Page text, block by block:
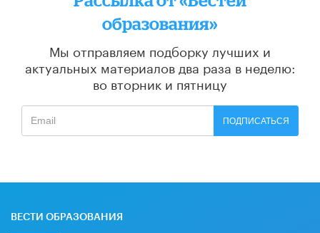
образования»
Мы отправляем подборку лучших и
актуальных материалов два раза в неделю:
во вторник и пятницу
ПОДПИСАТЬСЯ
ВЕСТИ ОБРАЗОВАНИЯ